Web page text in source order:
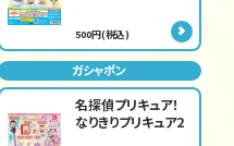
500円(税込)
ガシャポン
名探偵プリキュア！
なりきりプリキュア2